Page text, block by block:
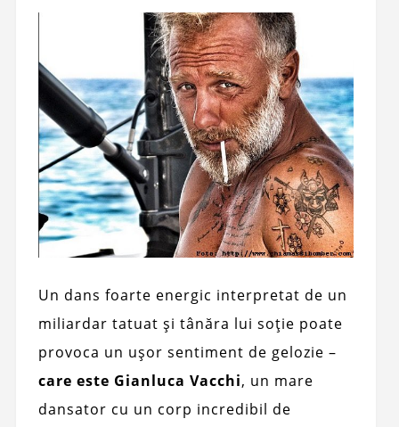
Un dans foarte energic interpretat de un
miliardar tatuat și tânăra lui soție poate
provoca un ușor sentiment de gelozie –
care este Gianluca Vacchi, un mare
dansator cu un corp incredibil de